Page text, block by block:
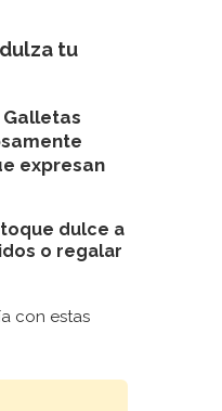
tu
expresan
dulce a
o regalar
con estas